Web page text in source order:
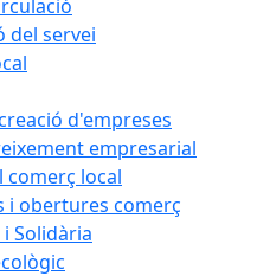
del servei
d'empreses
empresarial
comerç local
i obertures comerç
Solidària